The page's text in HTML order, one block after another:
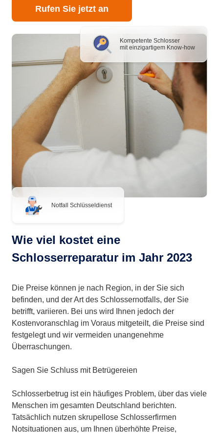
Kompetente Schlosser
mit einzigartigem Know-how
Notfall Schlüsseldienst
Rufen Sie jetzt an
Wie viel kostet eine
Schlosserreparatur im Jahr 2023
Die Preise können je nach Region, in der Sie sich
befinden, und der Art des Schlossernotfalls, der Sie
betrifft, variieren. Bei uns wird Ihnen jedoch der
Kostenvoranschlag im Voraus mitgeteilt, die Preise sind
festgelegt und wir vermeiden unangenehme
Überraschungen.
Sagen Sie Schluss mit Betrügereien
Schlosserbetrug ist ein häufiges Problem, über das viele
Menschen im gesamten Deutschland berichten.
Tatsächlich nutzen skrupellose Schlosserfirmen
Notsituationen aus, um Ihnen überhöhte Preise,